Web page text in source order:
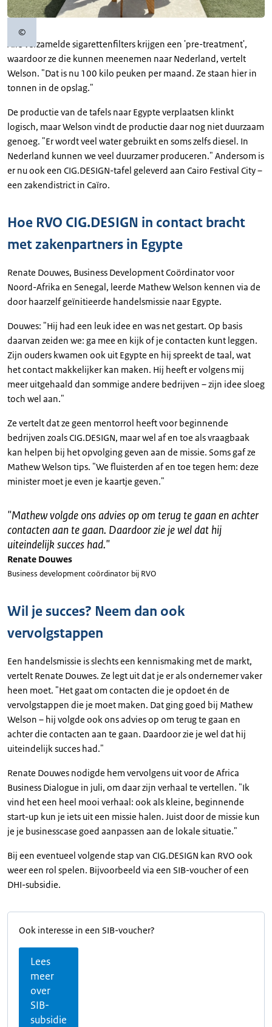
©Copyrightinformatie
Alle verzamelde sigarettenfilters krijgen een 'pre-treatment',
waardoor ze die kunnen meenemen naar Nederland, vertelt
Welson. "Dat is nu 100 kilo peuken per maand. Ze staan hier in
tonnen in de opslag."
De productie van de tafels naar Egypte verplaatsen klinkt
logisch, maar Welson vindt de productie daar nog niet duurzaam
genoeg. "Er wordt veel water gebruikt en soms zelfs diesel. In
Nederland kunnen we veel duurzamer produceren." Andersom is
er nu ook een CIG.DESIGN-tafel geleverd aan Cairo Festival City –
een zakendistrict in Caïro.
Hoe RVO CIG.DESIGN in contact bracht
met zakenpartners in Egypte
Renate Douwes, Business Development Coördinator voor
Noord-Afrika en Senegal, leerde Mathew Welson kennen via de
door haarzelf geïnitieerde handelsmissie naar Egypte.
Douwes: "Hij had een leuk idee en was net gestart. Op basis
daarvan zeiden we: ga mee en kijk of je contacten kunt leggen.
Zijn ouders kwamen ook uit Egypte en hij spreekt de taal, wat
het contact makkelijker kan maken. Hij heeft er volgens mij
meer uitgehaald dan sommige andere bedrijven – zijn idee sloeg
toch wel aan."
Ze vertelt dat ze geen mentorrol heeft voor beginnende
bedrijven zoals CIG.DESIGN, maar wel af en toe als vraagbaak
kan helpen bij het opvolging geven aan de missie. Soms gaf ze
Mathew Welson tips. "We fluisterden af en toe tegen hem: deze
minister moet je even je kaartje geven."
"Mathew volgde ons advies op om terug te gaan en achter
contacten aan te gaan. Daardoor zie je wel dat hij
uiteindelijk succes had."
Renate Douwes
Business development coördinator bij RVO
Wil je succes? Neem dan ook
vervolgstappen
Een handelsmissie is slechts een kennismaking met de markt,
vertelt Renate Douwes. Ze legt uit dat je er als ondernemer vaker
heen moet. "Het gaat om contacten die je opdoet én de
vervolgstappen die je moet maken. Dat ging goed bij Mathew
Welson – hij volgde ook ons advies op om terug te gaan en
achter die contacten aan te gaan. Daardoor zie je wel dat hij
uiteindelijk succes had."
Renate Douwes nodigde hem vervolgens uit voor de Africa
Business Dialogue in juli, om daar zijn verhaal te vertellen. "Ik
vind het een heel mooi verhaal: ook als kleine, beginnende
start-up kun je iets uit een missie halen. Juist door de missie kun
je je businesscase goed aanpassen aan de lokale situatie."
Bij een eventueel volgende stap van CIG.DESIGN kan RVO ook
weer een rol spelen. Bijvoorbeeld via een SIB-voucher of een
DHI-subsidie.
Ook interesse in een SIB-voucher?
Lees
meer
over
SIB-
subsidie